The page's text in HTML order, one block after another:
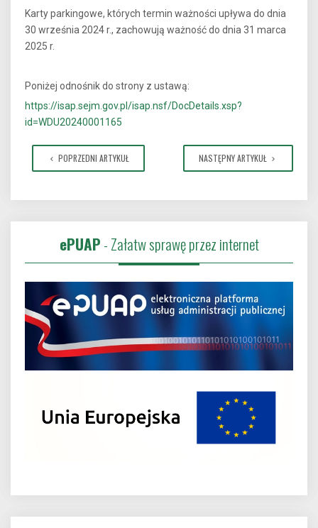
Karty parkingowe, których termin ważności upływa do dnia
30 września 2024 r., zachowują ważność do dnia 31 marca
2025 r.
Poniżej odnośnik do strony z ustawą:
https://isap.sejm.gov.pl/isap.nsf/DocDetails.xsp?
id=WDU20240001165
POPRZEDNI ARTYKUŁ NASTĘPNY ARTYKUŁ
ePUAP- Załatw sprawę przez internet